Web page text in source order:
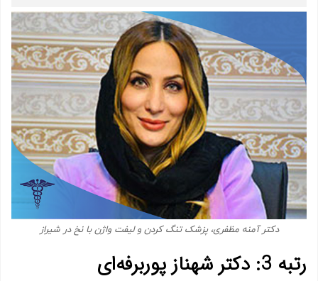
دکتر آمنه مظفری، پزشک تنگ کردن و لیفت واژن با نخ در شیراز
رتبه 3: دکتر شهناز پوربرفه‌ای